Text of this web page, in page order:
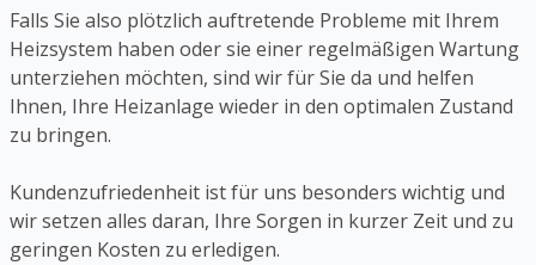
Falls Sie also plötzlich auftretende Probleme mit Ihrem
Heizsystem haben oder sie einer regelmäßigen Wartung
unterziehen möchten, sind wir für Sie da und helfen
Ihnen, Ihre Heizanlage wieder in den optimalen Zustand
zu bringen.
Kundenzufriedenheit ist für uns besonders wichtig und
wir setzen alles daran, Ihre Sorgen in kurzer Zeit und zu
geringen Kosten zu erledigen.